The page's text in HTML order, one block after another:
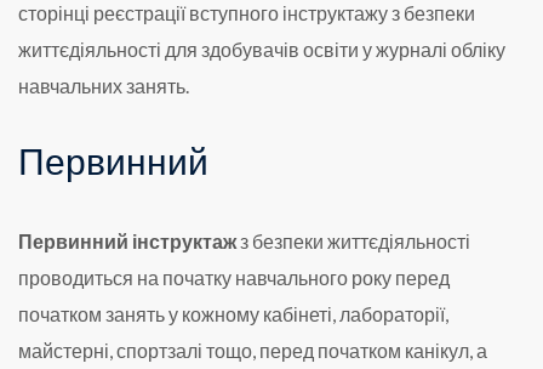
сторінці реєстрації вступного інструктажу з безпеки
життєдіяльності для здобувачів освіти у журналі обліку
навчальних занять.
Первинний
Первинний інструктажз безпеки життєдіяльності
проводиться на початку навчального року перед
початком занять у кожному кабінеті, лабораторії,
майстерні, спортзалі тощо, перед початком канікул, а